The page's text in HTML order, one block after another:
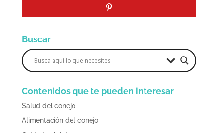
Buscar
Contenidos que te pueden interesar
Salud del conejo
Alimentación del conejo